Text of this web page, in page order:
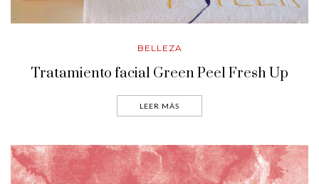
BELLEZA
Tratamiento facial Green Peel Fresh Up
LEER MÁS